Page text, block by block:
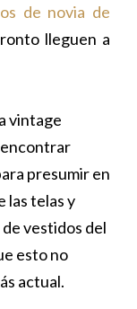
de novia de
lleguen a
vintage
encontrar
presumir en
las telas y
vestidos del
esto no
actual.